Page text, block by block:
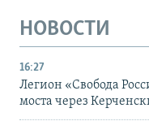
НОВОСТИ
16:27
Легион «Свобода
моста через